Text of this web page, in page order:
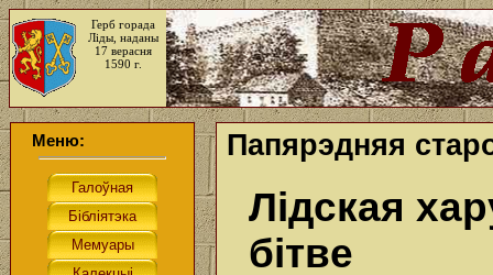
Герб горада
Ліды, наданы
17 верасня
1590 г.
Меню: Папярэдняя
Лiдская
бiтве